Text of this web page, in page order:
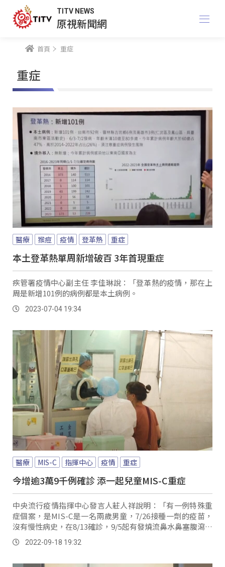
TITV NEWS
原視新聞網
首頁 重症
重症
醫療 猴痘 疫情 登革熱 重症
本土登革熱單周新增破百 3年首現重症
疾管署疫情中心副主任 李佳琳說：「登革熱的疫情，那在上
周是新增101例的病例都是本土病例。
2023-07-04 19:34
醫療 MIS-C 指揮中心 疫情 重症
今增逾3萬9千例確診 添一起兒童MIS-C重症
中央流行疫情指揮中心發言人莊人祥說明：「有一例特殊重
症個案，是MIS-C是一名兩歲男童，7/26接種一劑的疫苗，
沒有慢性病史，在8/13確診，9/5起有發燒流鼻水鼻塞腹瀉，
9/10到急診，X光顯示有兩...。
2022-09-18 19:32